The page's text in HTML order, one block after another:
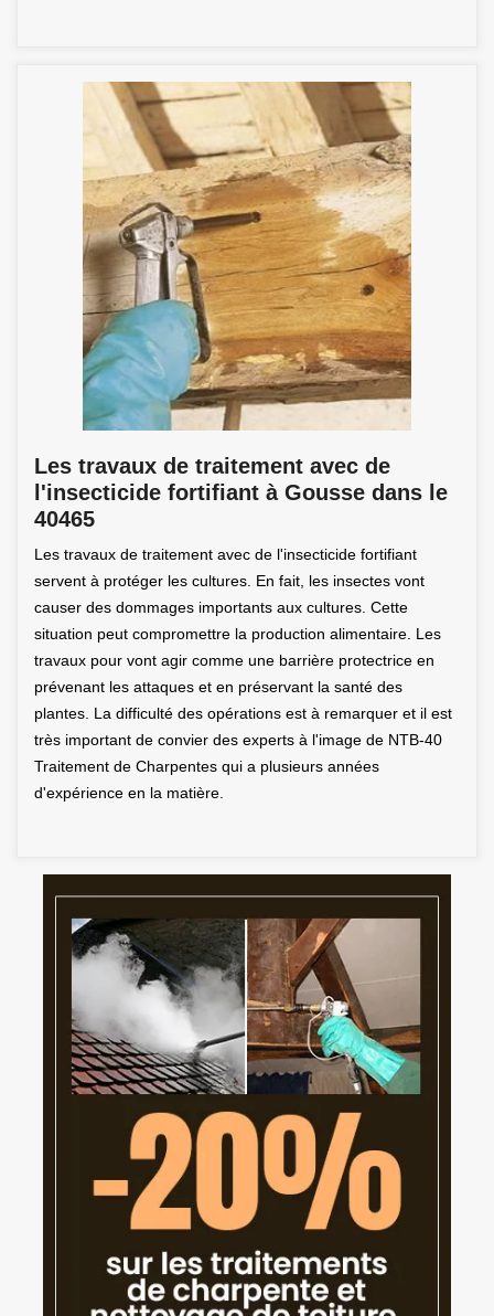
Les travaux de traitement avec de
l'insecticide fortifiant à Gousse dans le
40465
Les travaux de traitement avec de l'insecticide fortifiant
servent à protéger les cultures. En fait, les insectes vont
causer des dommages importants aux cultures. Cette
situation peut compromettre la production alimentaire. Les
travaux pour vont agir comme une barrière protectrice en
prévenant les attaques et en préservant la santé des
plantes. La difficulté des opérations est à remarquer et il est
très important de convier des experts à l'image de NTB-40
Traitement de Charpentes qui a plusieurs années
d'expérience en la matière.